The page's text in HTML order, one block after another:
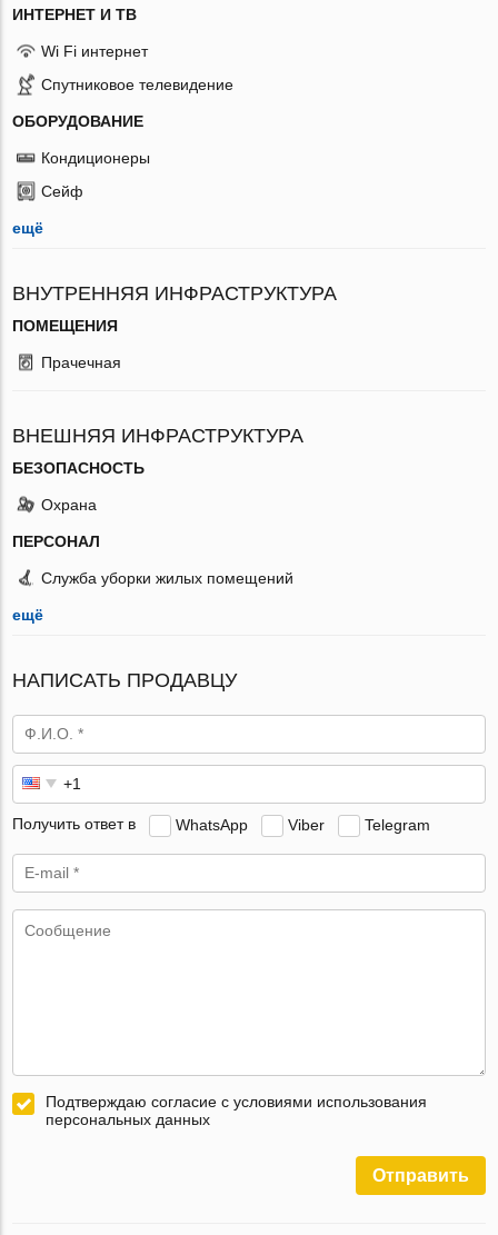
ИНТЕРНЕТ И ТВ
Wi Fi интернет
Спутниковое телевидение
ОБОРУДОВАНИЕ
Кондиционеры
Сейф
ещё
ВНУТРЕННЯЯ ИНФРАСТРУКТУРА
ПОМЕЩЕНИЯ
Прачечная
ВНЕШНЯЯ ИНФРАСТРУКТУРА
БЕЗОПАСНОСТЬ
Охрана
ПЕРСОНАЛ
Служба уборки жилых помещений
ещё
НАПИСАТЬ ПРОДАВЦУ
Получить ответ в WhatsApp Viber Telegram
Подтверждаю согласие с условиями использования
персональных данных
Отправить